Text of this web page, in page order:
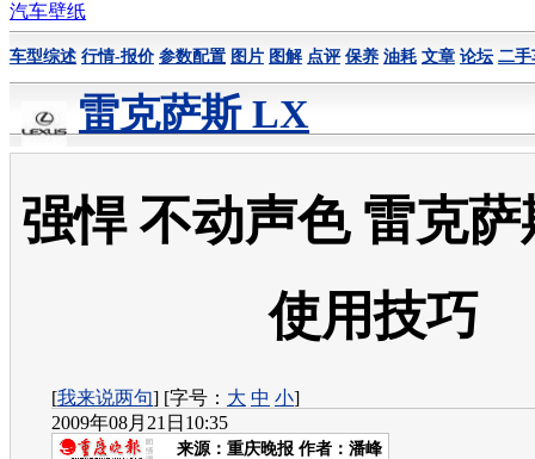
汽车壁纸
车型综述 行情-报价 参数配置 图片 图解 点评 保养 油耗 文章 论坛 二手
雷克萨斯 LX
强悍 不动声色 雷克
使用技巧
[我来说两句] [字号： 大 中 小]
2009年08月21日10:35
来源： 重庆晚报 作者：潘峰